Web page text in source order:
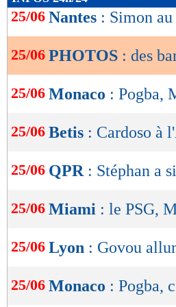
de
OK
25/06 Nantes : Simon
25/06 PHOTOS : des
25/06 Monaco : Pogba,
25/06 Betis : Cardoso à
25/06 QPR : Stéphan a
25/06 Miami : le PSG,
25/06 Lyon : Govou
25/06 Monaco : Pogba,